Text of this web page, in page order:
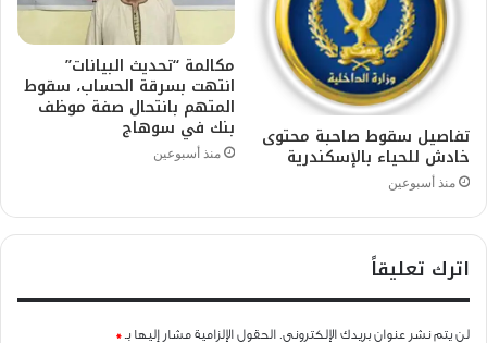
تفاصيل سقوط صاحبة محتوى
خادش للحياء بالإسكندرية
منذ أسبوعين
مكالمة “تحديث البيانات”
انتهت بسرقة الحساب، سقوط
المتهم بانتحال صفة موظف
بنك في سوهاج
منذ أسبوعين
اترك تعليقاً
لن يتم نشر عنوان بريدك الإلكتروني. الحقول الإلزامية مشار إليها بـ *